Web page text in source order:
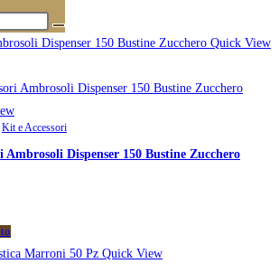
Quick View
Kit e Accessori
Ambrosoli Dispenser 150 Bustine Zucchero
Quick View